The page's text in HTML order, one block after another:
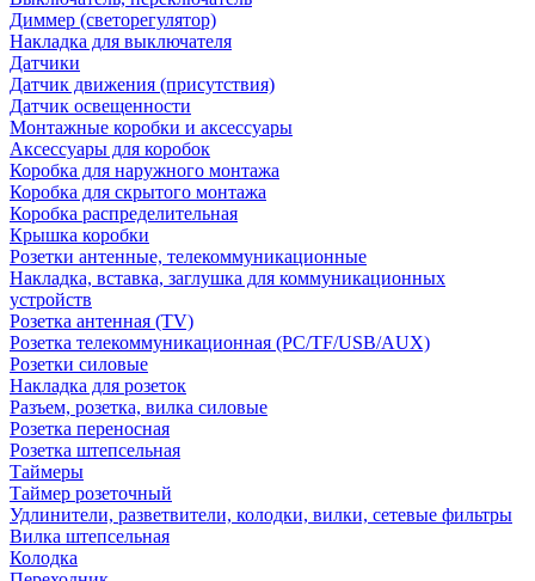
Диммер (светорегулятор)
Накладка для выключателя
Датчики
Датчик движения (присутствия)
Датчик освещенности
Монтажные коробки и аксессуары
Аксессуары для коробок
Коробка для наружного монтажа
Коробка для скрытого монтажа
Коробка распределительная
Крышка коробки
Розетки антенные, телекоммуникационные
Накладка, вставка, заглушка для коммуникационных
устройств
Розетка антенная (TV)
Розетка телекоммуникационная (PC/TF/USB/AUX)
Розетки силовые
Накладка для розеток
Разъем, розетка, вилка силовые
Розетка переносная
Розетка штепсельная
Таймеры
Таймер розеточный
Удлинители, разветвители, колодки, вилки, сетевые фильтры
Вилка штепсельная
Колодка